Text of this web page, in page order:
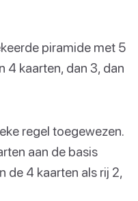
piramide met 5
4 kaarten, dan 3, dan
regel toegewezen.
aan de basis
de 4 kaarten als rij 2,